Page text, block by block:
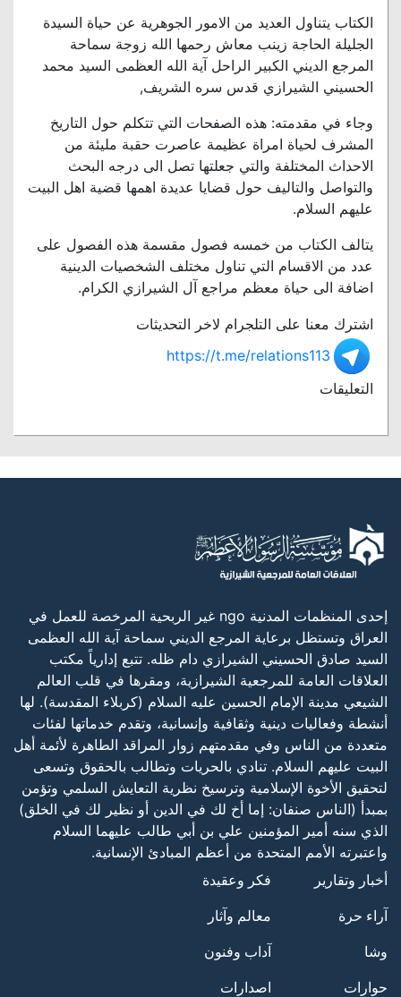
الكتاب يتناول العديد من الامور الجوهرية عن حياة السيدة
الجليلة الحاجة زينب معاش رحمها الله زوجة سماحة
المرجع الديني الكبير الراحل آية الله العظمى السيد محمد
الحسيني الشيرازي قدس سره الشريف,
وجاء في مقدمته: هذه الصفحات التي تتكلم حول التاريخ
المشرف لحياة امراة عظيمة عاصرت حقبة مليئة من
الاحداث المختلفة والتي جعلتها تصل الى درجه البحث
والتواصل والتاليف حول قضايا عديدة اهمها قضية اهل البيت
عليهم السلام.
يتالف الكتاب من خمسه فصول مقسمة هذه الفصول على
عدد من الاقسام التي تناول مختلف الشخصيات الدينية
اضافة الى حياة معظم مراجع آل الشيرازي الكرام.
اشترك معنا على التلجرام لاخر التحديثات
https://t.me/relations113
التعليقات
إحدى المنظمات المدنية ngo غير الربحية المرخصة للعمل في
العراق وتستظل برعاية المرجع الديني سماحة آية الله العظمى
السيد صادق الحسيني الشيرازي دام ظله. تتبع إدارياً مكتب
العلاقات العامة للمرجعية الشيرازية، ومقرها في قلب العالم
الشيعي مدينة الإمام الحسين عليه السلام (كربلاء المقدسة). لها
أنشطة وفعاليات دينية وثقافية وإنسانية، وتقدم خدماتها لفئات
متعددة من الناس وفي مقدمتهم زوار المراقد الطاهرة لأئمة أهل
البيت عليهم السلام. تنادي بالحريات وتطالب بالحقوق وتسعى
لتحقيق الأخوة الإسلامية وترسيخ نظرية التعايش السلمي وتؤمن
بمبدأ (الناس صنفان: إما أخ لك في الدين أو نظير لك في الخلق)
الذي سنه أمير المؤمنين علي بن أبي طالب عليهما السلام
واعتبرته الأمم المتحدة من أعظم المبادئ الإنسانية.
أخبار وتقارير
آراء حرة
وشا
حوارات
فكر وعقيدة
معالم وآثار
آداب وفنون
اصدارات